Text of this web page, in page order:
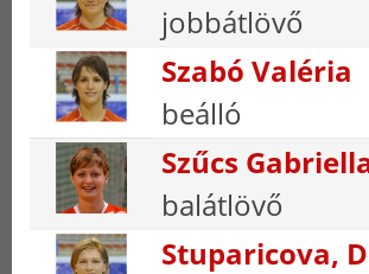
jobbátlövő
Szabó Valéria
beálló
Szűcs
balátlövő
Stuparicova,